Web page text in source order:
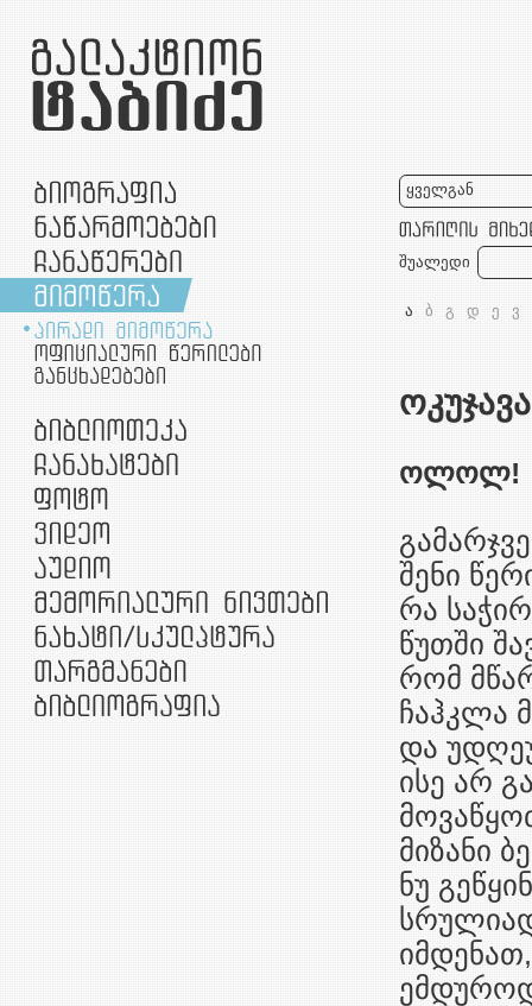
ყველგან
შუალედი
ა ბ გ დ ე ვ
ოლოლ!
შენი
რა
წუთში
რომ
ჩაჰკლა
და
ისე არ
მიზანი
ნუ